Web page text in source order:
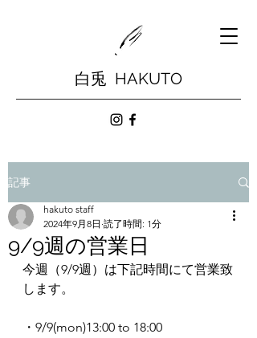
白兎 HAKUTO
記事
9/9週の営業日
hakuto staff
2024年9月8日 読了時間: 1分
今週（9/9週）は下記時間にて営業致
します。
・9/9(mon)13:00 to 18:00